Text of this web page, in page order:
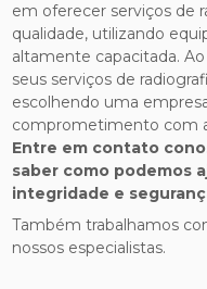
em oferecer serviços de
qualidade, utilizando
altamente capacitada. Ao
seus serviços de
escolhendo uma
comprometimento com
Entre em contato
saber como podemos
integridade e
Também trabalhamos
nossos especialistas.